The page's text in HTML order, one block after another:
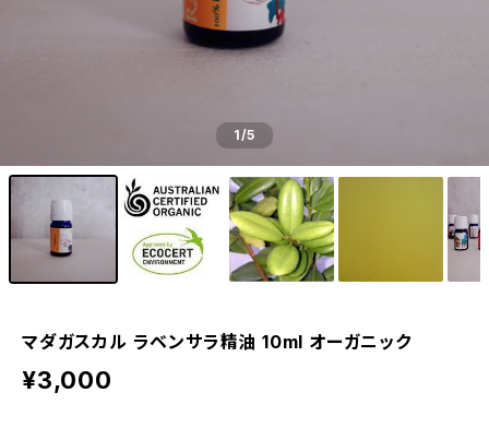
1/5
マダガスカル ラベンサラ精油 10ml オーガニック
¥3,000